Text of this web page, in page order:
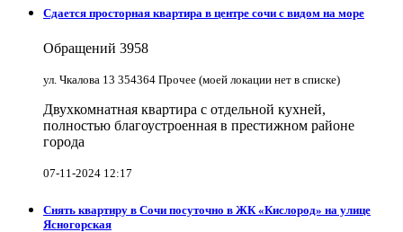
Сдается просторная квартира в центре сочи с видом на море
Обращений 3958
ул. Чкалова 13 354364 Прочее (моей локации нет в списке)
Двухкомнатная квартира с отдельной кухней,
полностью благоустроенная в престижном районе
города
07-11-2024 12:17
Снять квартиру в Cочи посуточно в ЖК «Кислород» на улице
Ясногорская